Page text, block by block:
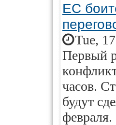
ЕС
Tue,
Первый
часов.
будут
февраля.